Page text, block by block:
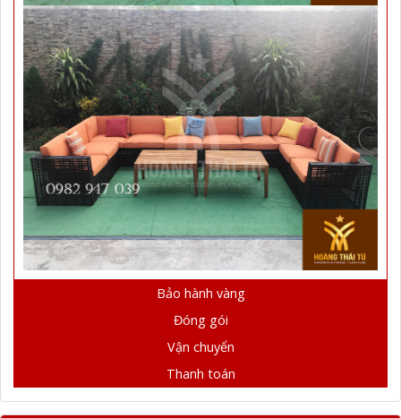
Bảo hành vàng
Đóng gói
Vận chuyển
Thanh toán